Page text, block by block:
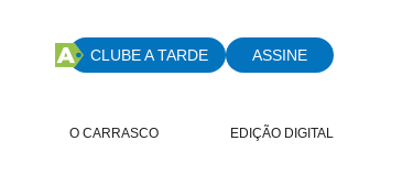
CLUBE A TARDE ASSINE
O CARRASCO EDIÇÃO DIGITAL